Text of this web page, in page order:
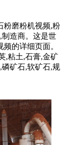
粉磨粉机视频,粉
造商。这是世
的详细页面。
,粘土,石膏,金矿
矿石,软矿石,规